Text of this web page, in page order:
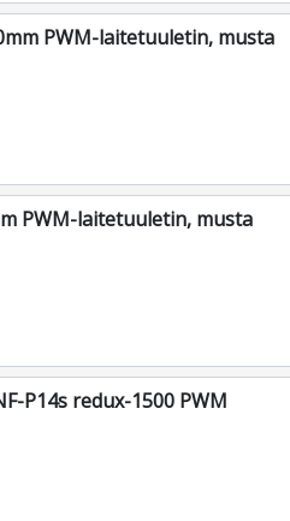
PWM-laitetuuletin, musta
PWM-laitetuuletin, musta
P14s redux-1500 PWM